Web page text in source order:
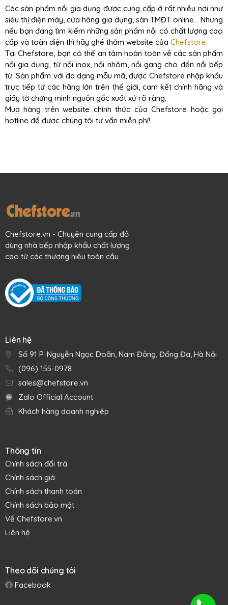
Các sản phẩm nồi gia dụng được cung cấp ở rất nhiều nơi như
siêu thị điện máy, cửa hàng gia dụng, sàn TMĐT online… Nhưng
nếu bạn đang tìm kiếm những sản phẩm nồi có chất lượng cao
cấp và toàn diện thì hãy ghé thăm website của Chefstore.
Tại Chefstore, bạn có thể an tâm hoàn toàn về các sản phẩm
nồi gia dụng, từ nồi inox, nồi nhôm, nồi gang cho đến nồi bếp
từ. Sản phẩm với đa dạng mẫu mã, được Chefstore nhập khẩu
trực tiếp từ các hãng lớn trên thế giới, cam kết chính hãng và
giấy tờ chứng minh nguồn gốc xuất xứ rõ ràng.
Mua hàng trên website chính thức của Chefstore hoặc gọi
hotline để được chúng tôi tư vấn miễn phí!
Chefstore.vn - Chuyên cung cấp đồ
dùng nhà bếp nhập khẩu chất lượng
cao từ các thương hiệu toàn cầu.
Liên hệ
Số 91 P. Nguyễn Ngọc Doãn, Nam Đồng, Đống Đa, Hà Nội
(096) 155-0978
sales@chefstore.vn
Zalo Official Account
Khách hàng doanh nghiệp
Thông tin
Chính sách đổi trả
Chính sách giá
Chính sách thanh toán
Chính sách bảo mật
Về Chefstore.vn
Liên hệ
Theo dõi chúng tôi
Facebook